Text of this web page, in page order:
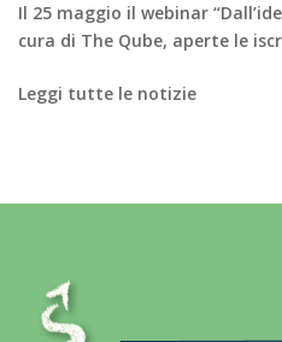
Il 25 maggio il webinar
cura di The Qube, aperte le
Leggi tutte le notizie